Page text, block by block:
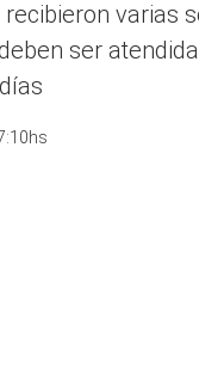
varias
ser